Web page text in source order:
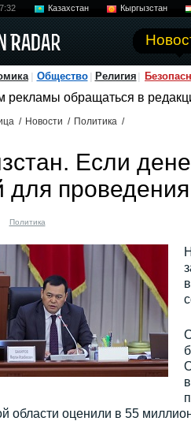
Казахстан Кыргызстан
Общество Религия
рекламы обращаться в
/ Новости / Политика /
Если
Политика
области оценили в 55